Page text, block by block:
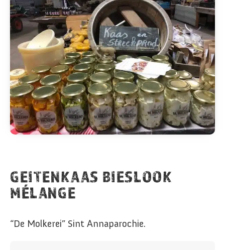
GEITENKAAS BIESLOOK
MÉLANGE
“De Molkerei” Sint Annaparochie.